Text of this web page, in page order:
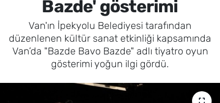
Bazde' gösterimi
Van'ın İpekyolu Belediyesi tarafından
düzenlenen kültür sanat etkinliği kapsamında
Van’da "Bazde Bavo Bazde" adlı tiyatro oyun
gösterimi yoğun ilgi gördü.